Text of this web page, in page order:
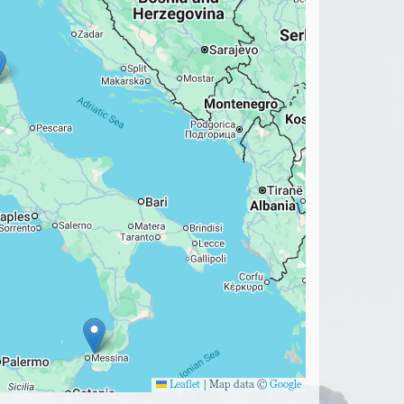
Leaflet Map data © Google